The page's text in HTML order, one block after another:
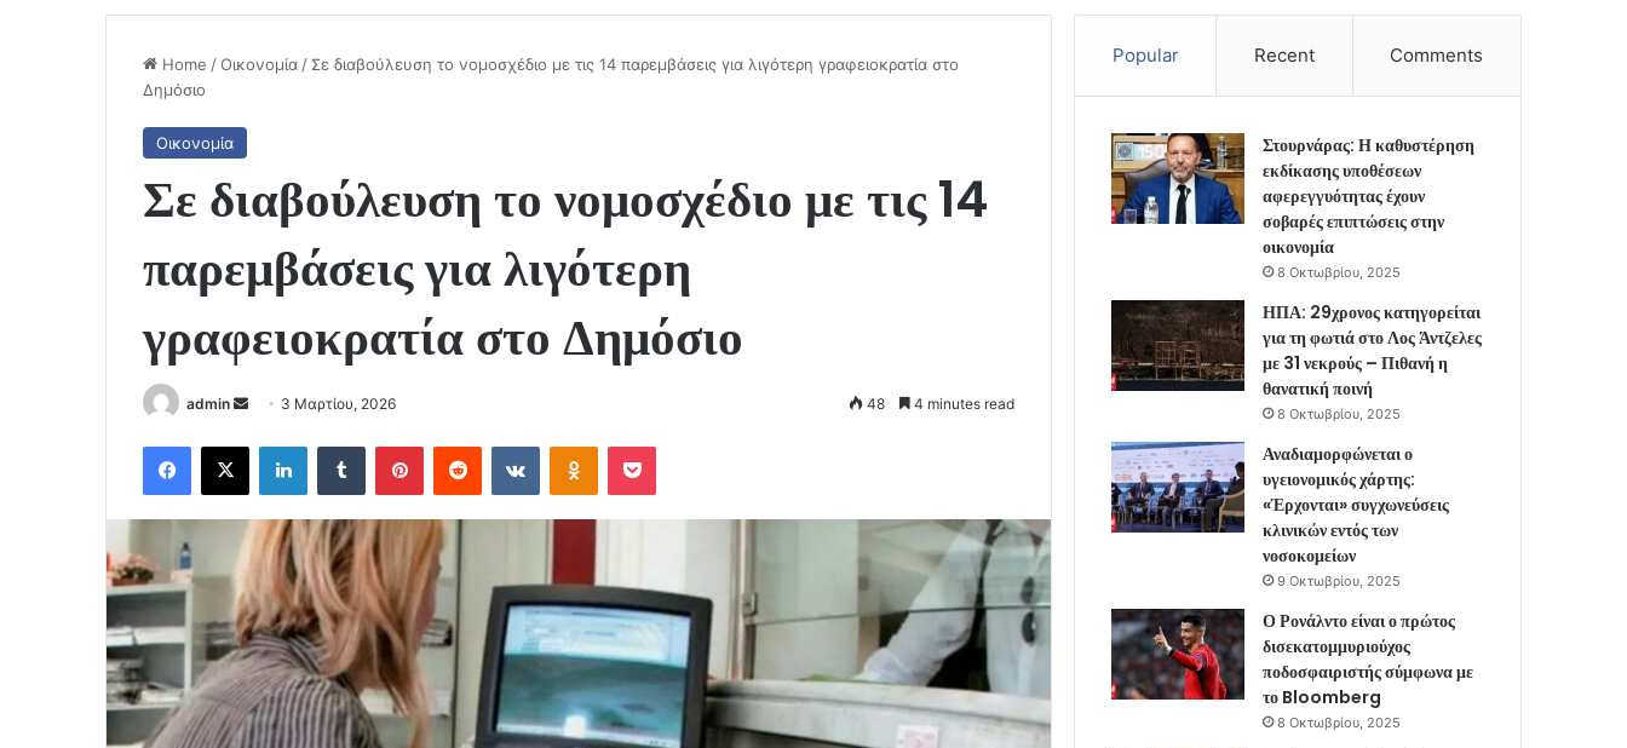
Home /Οικονομία / Σε διαβούλευση το νομοσχέδιο με τις 14 παρεμβάσεις για λιγότερη γραφειοκρατία στο
Δημόσιο
Οικονομία
Σε διαβούλευση το νομοσχέδιο με τις 14
παρεμβάσεις για λιγότερη
γραφειοκρατία στο Δημόσιο
admin
Send
email
3 Μαρτίου, 2026 48 4 minutes read
Facebook
X LinkedInTumblr PinterestReddit VKontakteOdnoklassniki
Pocket
Popular Recent Comments
Στουρνάρας: Η καθυστέρηση
εκδίκασης υποθέσεων
αφερεγγυότητας έχουν
σοβαρές επιπτώσεις στην
οικονομία
8 Οκτωβρίου, 2025
ΗΠΑ: 29χρονος κατηγορείται
για τη φωτιά στο Λος Άντζελες
με 31 νεκρούς – Πιθανή η
θανατική ποινή
8 Οκτωβρίου, 2025
Αναδιαμορφώνεται ο
υγειονομικός χάρτης:
«Έρχονται» συγχωνεύσεις
κλινικών εντός των
νοσοκομείων
9 Οκτωβρίου, 2025
Ο Ρονάλντο είναι ο πρώτος
δισεκατομμυριούχος
ποδοσφαιριστής σύμφωνα με
το Bloomberg
8 Οκτωβρίου, 2025